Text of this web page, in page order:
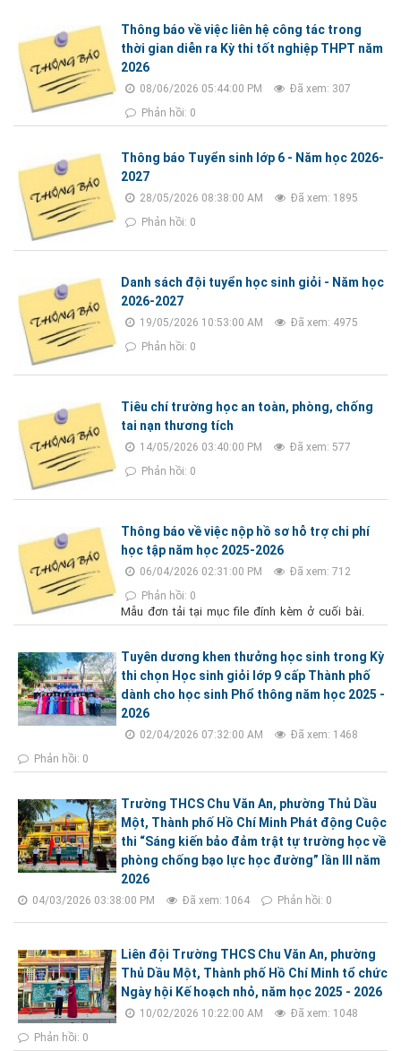
Thông báo về việc liên hệ công tác trong
thời gian diễn ra Kỳ thi tốt nghiệp THPT năm
2026
08/06/2026 05:44:00 PM
Đã xem: 307
Phản hồi: 0
Thông báo Tuyển sinh lớp 6 - Năm học 2026-
2027
28/05/2026 08:38:00 AM
Đã xem: 1895
Phản hồi: 0
Danh sách đội tuyển học sinh giỏi - Năm học
2026-2027
19/05/2026 10:53:00 AM
Đã xem: 4975
Phản hồi: 0
Tiêu chí trường học an toàn, phòng, chống
tai nạn thương tích
14/05/2026 03:40:00 PM
Đã xem: 577
Phản hồi: 0
Thông báo về việc nộp hồ sơ hỗ trợ chi phí
học tập năm học 2025-2026
06/04/2026 02:31:00 PM
Đã xem: 712
Phản hồi: 0
Mẫu đơn tải tại mục file đính kèm ở cuối bài.
Tuyên dương khen thưởng học sinh trong Kỳ
thi chọn Học sinh giỏi lớp 9 cấp Thành phố
dành cho học sinh Phổ thông năm học 2025 -
2026
02/04/2026 07:32:00 AM
Đã xem: 1468
Phản hồi: 0
Trường THCS Chu Văn An, phường Thủ Dầu
Một, Thành phố Hồ Chí Minh Phát động Cuộc
thi “Sáng kiến bảo đảm trật tự trường học về
phòng chống bạo lực học đường” lần III năm
2026
04/03/2026 03:38:00 PM Đã xem: 1064 Phản hồi: 0
Liên đội Trường THCS Chu Văn An, phường
Thủ Dầu Một, Thành phố Hồ Chí Minh tổ chức
Ngày hội Kế hoạch nhỏ, năm học 2025 - 2026
10/02/2026 10:22:00 AM
Đã xem: 1048
Phản hồi: 0